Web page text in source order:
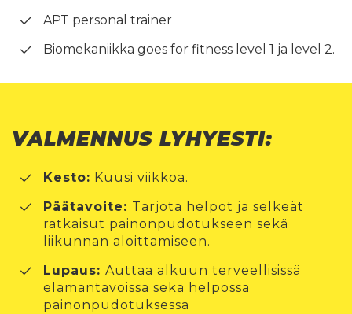
APT personal trainer
Biomekaniikka goes for fitness level 1 ja level 2.
VALMENNUS LYHYESTI:
Kesto: Kuusi viikkoa.
Päätavoite: Tarjota helpot ja selkeät
ratkaisut painonpudotukseen sekä
liikunnan aloittamiseen.
Lupaus: Auttaa alkuun terveellisissä
elämäntavoissa sekä helpossa
painonpudotuksessa